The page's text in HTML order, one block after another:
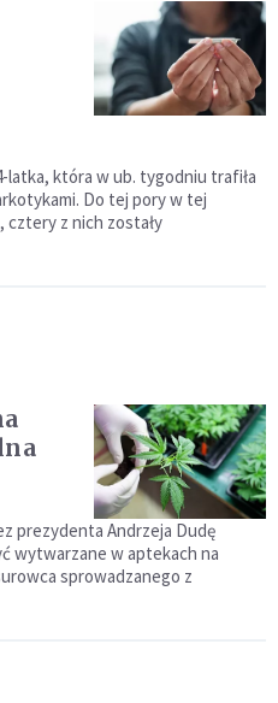
latka, która w ub. tygodniu trafiła
Do tej pory w tej
cztery z nich zostały
prezydenta Andrzeja Dudę
wytwarzane w aptekach na
sprowadzanego z